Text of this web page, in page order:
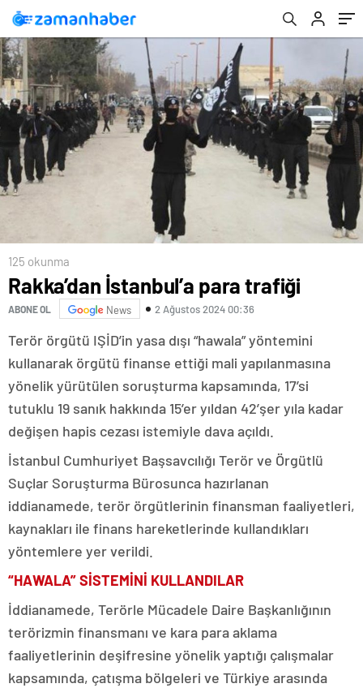
125 okunma
Rakka’dan İstanbul’a para trafiği
ABONE OL News 2 Ağustos 2024 00:36
Terör örgütü IŞİD’in yasa dışı “hawala” yöntemini
kullanarak örgütü finanse ettiği mali yapılanmasına
yönelik yürütülen soruşturma kapsamında, 17’si
tutuklu 19 sanık hakkında 15’er yıldan 42’şer yıla kadar
değişen hapis cezası istemiyle dava açıldı.
İstanbul Cumhuriyet Başsavcılığı Terör ve Örgütlü
Suçlar Soruşturma Bürosunca hazırlanan
iddianamede, terör örgütlerinin finansman faaliyetleri,
kaynakları ile finans hareketlerinde kullandıkları
yöntemlere yer verildi.
“HAWALA” SİSTEMİNİ KULLANDILAR
İddianamede, Terörle Mücadele Daire Başkanlığının
terörizmin finansmanı ve kara para aklama
faaliyetlerinin deşifresine yönelik yaptığı çalışmalar
kapsamında, çatışma bölgeleri ve Türkiye arasında